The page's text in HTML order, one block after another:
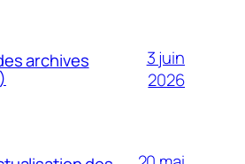
archives
3 juin
2026